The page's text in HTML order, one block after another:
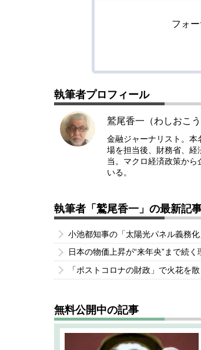
フォ
執筆者プロフィール
鷲尾香一（わしおこう
金融ジャーナリスト。
場を担当後、財務省、経
当。マクロ経済政策か
いる。
執筆者「鷲尾香一」の最新記
小池都知事の「太陽光パネル義務
日本の物価上昇が“来年央”まで続く
「ポストコロナの財政」で火花を
無料公開中の記事